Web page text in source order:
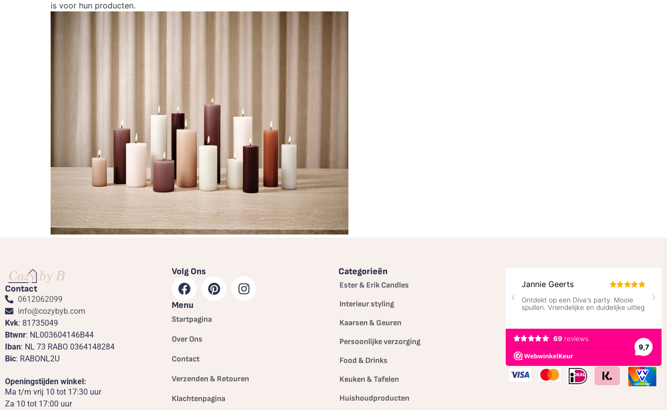
is voor hun producten.
Contact
0612062099
info@cozybyb.com
Kvk: 81735049
Btwnr: NL003604146B44
Iban: NL 73 RABO 0364148284
Bic: RABONL2U
Openingstijden winkel:
Ma t/m vrij 10 tot 17:30 uur
Za 10 tot 17:00 uur
Volg Ons
Menu
Startpagina
Over Ons
Contact
Verzenden & Retouren
Klachtenpagina
Categorieën
Ester & Erik Candles
Interieur styling
Kaarsen & Geuren
Persoonlijke verzorging
Food & Drinks
Keuken & Tafelen
Huishoudproducten